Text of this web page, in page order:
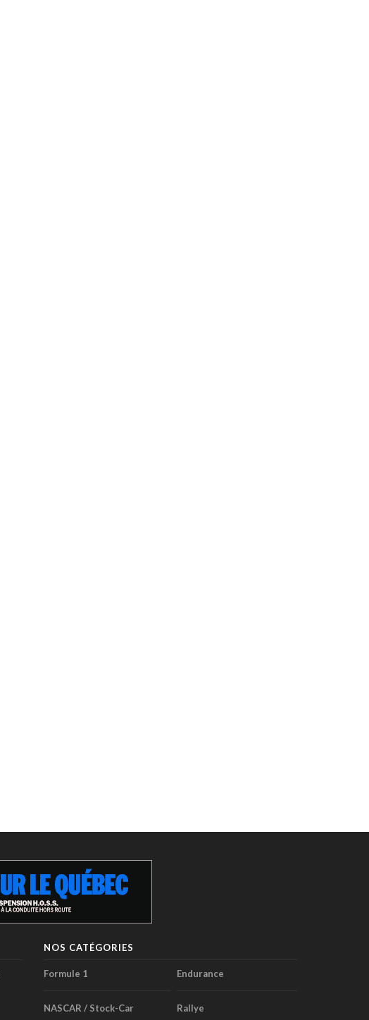
NOS CATÉGORIES
Formule 1 Endurance
NASCAR / Stock-Car Rallye